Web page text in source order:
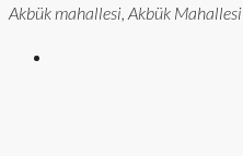
Akbük mahallesi, Akbük Mahallesi